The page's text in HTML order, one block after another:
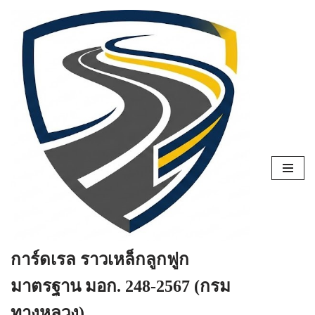
Skip
content
การ์ดเรล ราวเหล็กลูกฟูก
มาตรฐาน มอก. 248-2567 (กรม